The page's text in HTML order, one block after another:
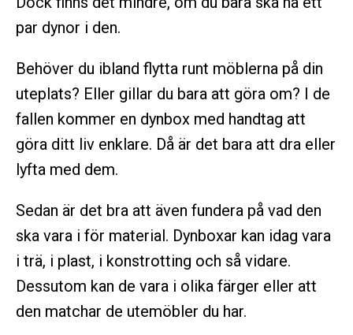
par dynor i den.
Behöver du ibland flytta runt möblerna på din
uteplats? Eller gillar du bara att göra om? I de
fallen kommer en dynbox med handtag att
göra ditt liv enklare. Då är det bara att dra eller
lyfta med dem.
Sedan är det bra att även fundera på vad den
ska vara i för material. Dynboxar kan idag vara
i trä, i plast, i konstrotting och så vidare.
Dessutom kan de vara i olika färger eller att
den matchar de utemöbler du har.